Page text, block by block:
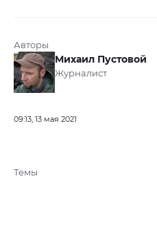
Авторы
Михаил Пустовой
Журналист
09:13, 13 мая 2021
Темы